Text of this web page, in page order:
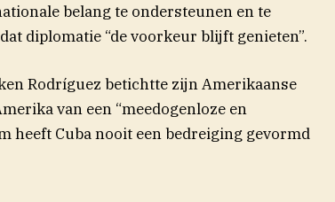
belang te ondersteunen en te
diplomatie “de voorkeur blijft genieten”.
Rodríguez betichtte zijn Amerikaanse
van een “meedogenloze en
heeft Cuba nooit een bedreiging gevormd